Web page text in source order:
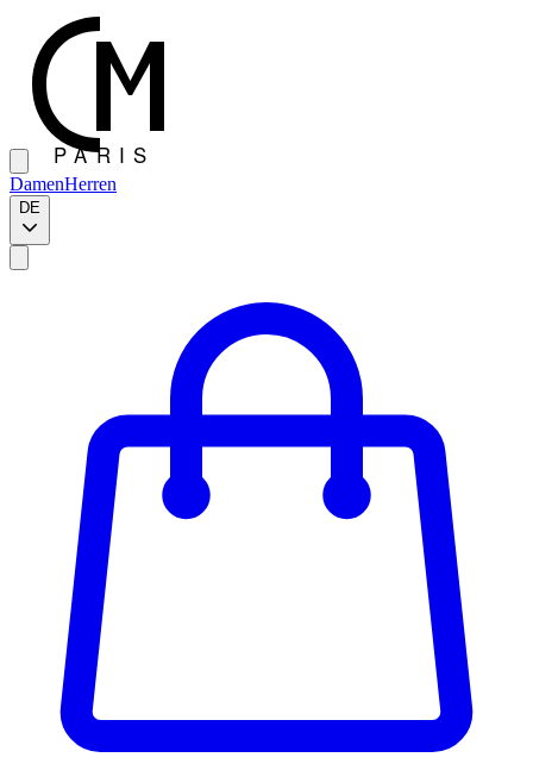
DamenHerren
DE